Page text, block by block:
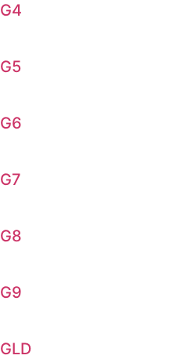
G4
G5
G6
G7
G8
G9
GLD